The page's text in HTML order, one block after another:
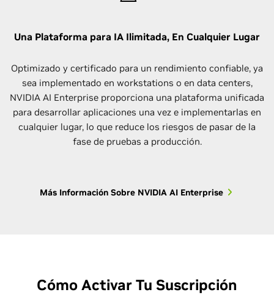
Una Plataforma para IA Ilimitada, En Cualquier Lugar
Optimizado y certificado para un rendimiento confiable, ya
sea implementado en workstations o en data centers,
NVIDIA AI Enterprise proporciona una plataforma unificada
para desarrollar aplicaciones una vez e implementarlas en
cualquier lugar, lo que reduce los riesgos de pasar de la
fase de pruebas a producción.
Más Información Sobre NVIDIA AI Enterprise
Cómo Activar Tu Suscripción